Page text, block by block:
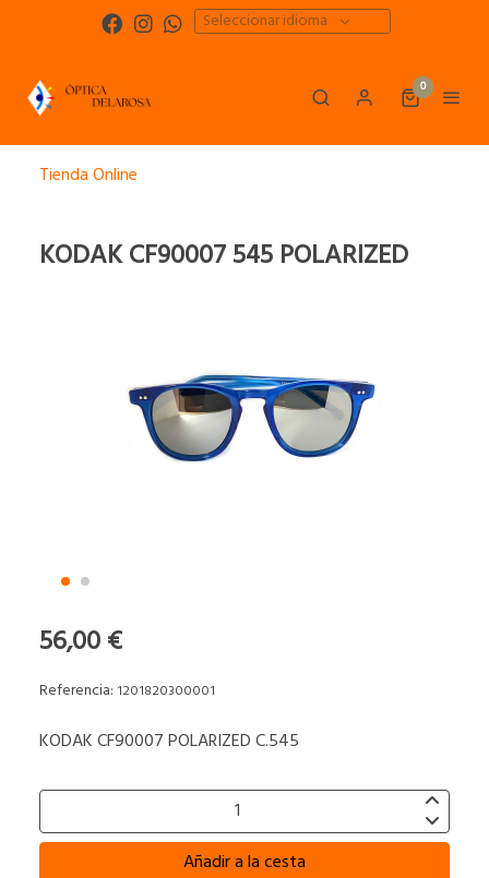
Seleccionar idioma
0
Tienda Online
KODAK CF90007 545 POLARIZED
56,00 €
Referencia: 1201820300001
KODAK CF90007 POLARIZED C.545
Añadir a la cesta